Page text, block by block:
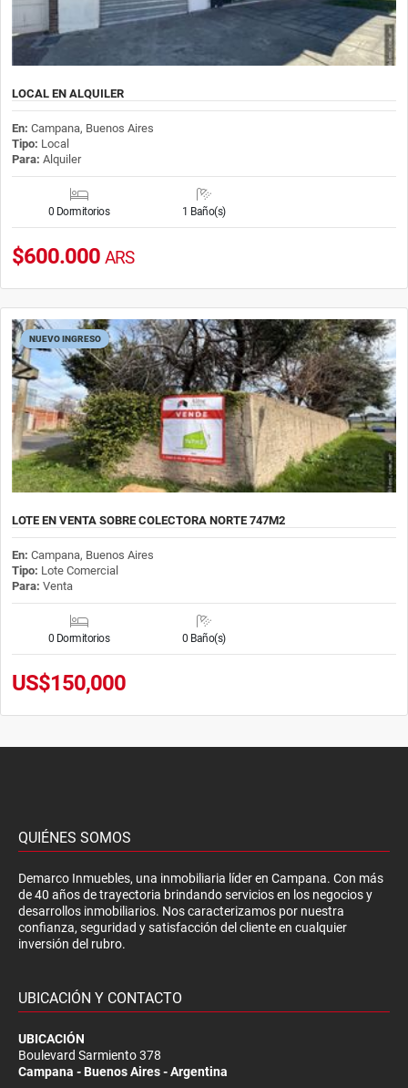
LOCAL EN ALQUILER
En: Campana, Buenos Aires
Tipo: Local
Para: Alquiler
0 Dormitorios 1 Baño(s)
$600.000 ARS
NUEVO INGRESO
LOTE EN VENTA SOBRE COLECTORA NORTE 747M2
En: Campana, Buenos Aires
Tipo: Lote Comercial
Para: Venta
0 Dormitorios 0 Baño(s)
US$150,000
QUIÉNES SOMOS
Demarco Inmuebles, una inmobiliaria líder en Campana. Con más
de 40 años de trayectoria brindando servicios en los negocios y
desarrollos inmobiliarios. Nos caracterizamos por nuestra
confianza, seguridad y satisfacción del cliente en cualquier
inversión del rubro.
UBICACIÓN Y CONTACTO
UBICACIÓN
Boulevard Sarmiento 378
Campana - Buenos Aires - Argentina